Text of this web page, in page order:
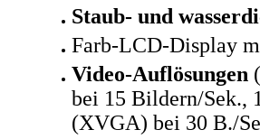
Staub- und
Farb-LCD-Display
Video-Auflösungen
bei 15 Bildern/Sek.,
(XVGA) bei 30 B./